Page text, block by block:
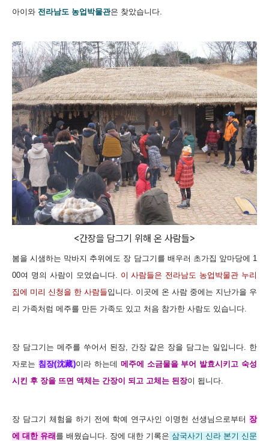
아이와 전라남도 농업박물관은 찾았습니다.
<간장을 담그기 위해 온 사람들>
봄을 시샘하는 막바지 추위에도 장 담그기를 배우러 초가집 앞마당에 1
00여 명의 사람이 모였습니다. 이 사람들은 전라남도 농업박물관 누리
집에 미리 신청을 한 사람들입니다. 이곳에 온 사람 중에는 지난가을 우
리 가족처럼 메주를 만든 가족도 있고 처음 참가한 사람도 있습니다.
장 담그기는 메주를 쑤어서 된장, 간장 같은 장을 담그는 일입니다. 한
자로는 침장(沈藏)이라 하는데 메주에 소금물을 부어 발효시키고 숙성
시킨 후 장을 뜨면 액체는 간장이 되고 고체는 된장이 됩니다.
장 담그기 체험을 하기 전에 학예 연구사인 이명헌 선생님으로부터 장
에 대한 유래를 배웠습니다. 장에 대한 기록은 삼국사기 신라 본기 신문